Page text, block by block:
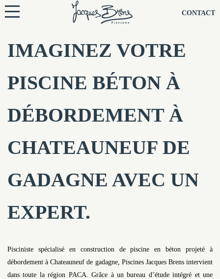
CONTACT
IMAGINEZ VOTRE
PISCINE BÉTON À
DÉBORDEMENT À
CHATEAUNEUF DE
GADAGNE AVEC UN
EXPERT.
Pisciniste spécialisé en construction de piscine en béton projeté à
débordement à Chateauneuf de gadagne, Piscines Jacques Brens intervient
dans toute la région PACA. Grâce à un bureau d’étude intégré et une
NOS PISCINES
NOTRE TECHNIQUE
NOS CONSEILS
NOS AGENCES
CONTACTEZ-NOUS